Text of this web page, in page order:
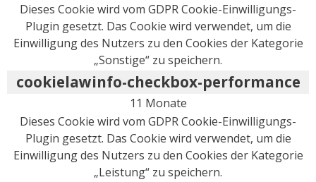
Dieses Cookie wird vom GDPR Cookie-Einwilligungs-
Plugin gesetzt. Das Cookie wird verwendet, um die
Einwilligung des Nutzers zu den Cookies der Kategorie
„Sonstige“ zu speichern.
cookielawinfo-checkbox-performance
11 Monate
Dieses Cookie wird vom GDPR Cookie-Einwilligungs-
Plugin gesetzt. Das Cookie wird verwendet, um die
Einwilligung des Nutzers zu den Cookies der Kategorie
„Leistung“ zu speichern.